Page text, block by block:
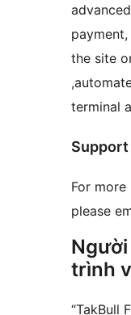
the site
terminal
Support
For
please
trình
“TakBull